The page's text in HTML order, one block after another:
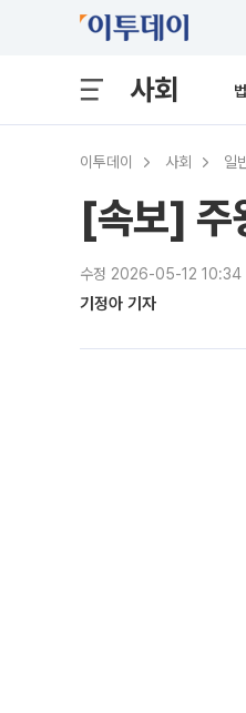
사회
이투데이 사회 일
[속보] 주
수정 2026-05-12 10:34
기정아 기자